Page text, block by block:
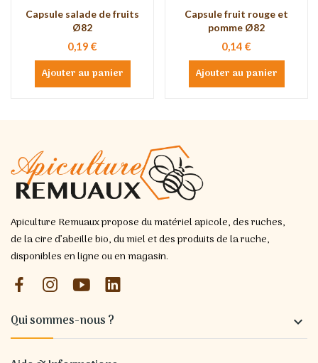
Capsule salade de fruits
Ø82
0,19 €
Ajouter au panier
Capsule fruit rouge et
pomme Ø82
0,14 €
Ajouter au panier
Apiculture Remuaux propose du matériel apicole, des ruches,
de la cire d’abeille bio, du miel et des produits de la ruche,
disponibles en ligne ou en magasin.
Qui sommes-nous ? 